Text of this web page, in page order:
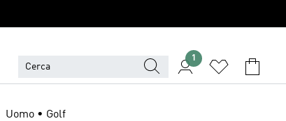
1
Uomo • Golf